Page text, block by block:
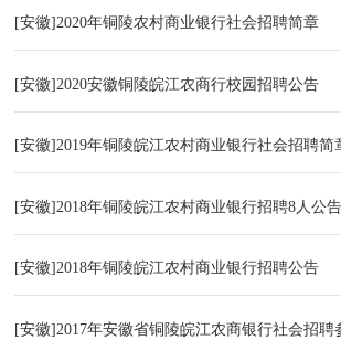
[安徽]2020年铜陵农村商业银行社会招聘简章
[安徽]2020安徽铜陵皖江农商行校园招聘公告
[安徽]2019年铜陵皖江农村商业银行社会招聘简
[安徽]2018年铜陵皖江农村商业银行招聘8人公告
[安徽]2018年铜陵皖江农村商业银行招聘公告
[安徽]2017年安徽省铜陵皖江农商银行社会招聘